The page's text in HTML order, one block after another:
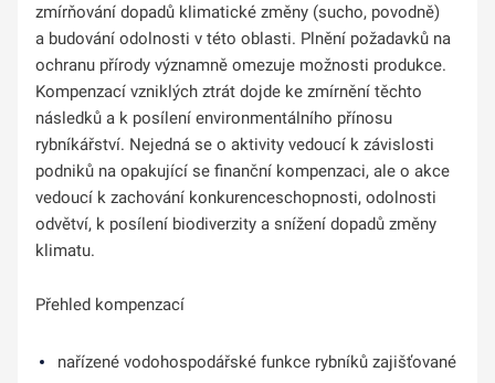
zmírňování dopadů klimatické změny (sucho, povodně)
a budování odolnosti v této oblasti. Plnění požadavků na
ochranu přírody významně omezuje možnosti produkce.
Kompenzací vzniklých ztrát dojde ke zmírnění těchto
následků a k posílení environmentálního přínosu
rybníkářství. Nejedná se o aktivity vedoucí k závislosti
podniků na opakující se finanční kompenzaci, ale o akce
vedoucí k zachování konkurenceschopnosti, odolnosti
odvětví, k posílení biodiverzity a snížení dopadů změny
klimatu.
Přehled kompenzací
nařízené vodohospodářské funkce rybníků zajišťované